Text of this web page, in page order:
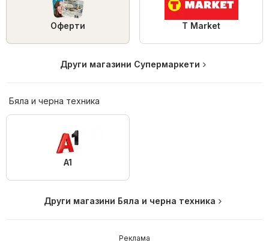
Оферти T Market
Други магазини Супермаркети
Бяла и черна техника
A1
Други магазини Бяла и черна техника
Реклама